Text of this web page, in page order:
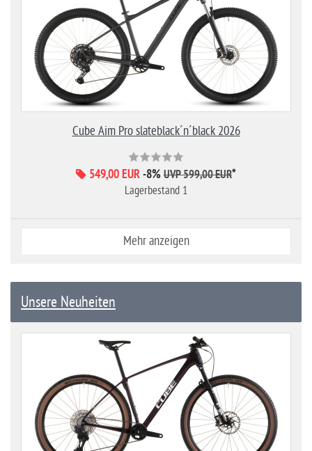
Cube Aim Pro slateblack´n´black 2026
549,00 EUR-8% UVP 599,00 EUR*
Lagerbestand 1
Mehr anzeigen
Unsere Neuheiten